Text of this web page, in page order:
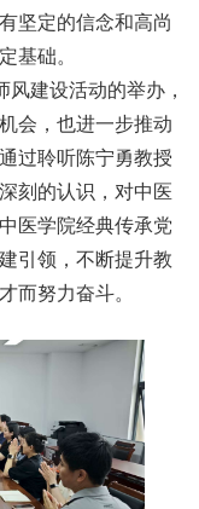
坚定的信念和高尚
基础。
风建设活动的举办，
会，也进一步推动
过聆听陈宁勇教授
刻的认识，对中医
医学院经典传承党
引领，不断提升教
而努力奋斗。